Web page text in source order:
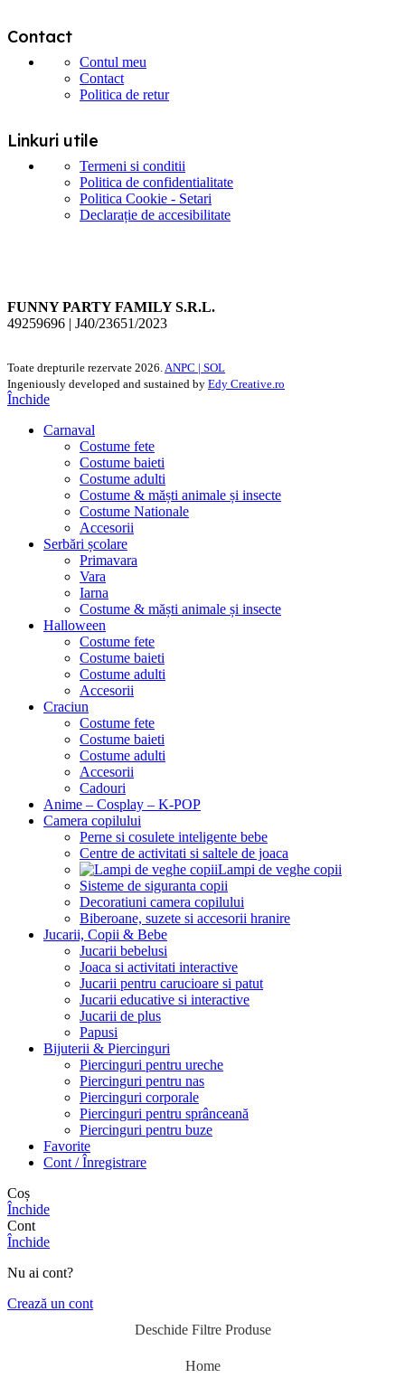
Contact
Contul meu
Contact
Politica de retur
Linkuri utile
Termeni si conditii
Politica de confidentialitate
Politica Cookie - Setari
Declarație de accesibilitate
FUNNY PARTY FAMILY S.R.L.
49259696 | J40/23651/2023
Toate drepturile rezervate 2026.ANPC | SOL
Ingeniously developed and sustained by Edy Creative.ro
Închide
Carnaval
Costume fete
Costume baieti
Costume adulti
Costume & măști animale și insecte
Costume Nationale
Accesorii
Serbări școlare
Primavara
Vara
Iarna
Costume & măști animale și insecte
Halloween
Costume fete
Costume baieti
Costume adulti
Accesorii
Craciun
Costume fete
Costume baieti
Costume adulti
Accesorii
Cadouri
Anime – Cosplay – K‑POP
Camera copilului
Perne si cosulete inteligente bebe
Centre de activitati si saltele de joaca
Lampi de veghe copii
Sisteme de siguranta copii
Decoratiuni camera copilului
Biberoane, suzete si accesorii hranire
Jucarii, Copii & Bebe
Jucarii bebelusi
Joaca si activitati interactive
Jucarii pentru carucioare si patut
Jucarii educative si interactive
Jucarii de plus
Papusi
Bijuterii & Piercinguri
Piercinguri pentru ureche
Piercinguri pentru nas
Piercinguri corporale
Piercinguri pentru sprânceană
Piercinguri pentru buze
Favorite
Cont / Înregistrare
Coș
Închide
Cont
Închide
Nu ai cont?
Crează un cont
Deschide Filtre Produse
Home